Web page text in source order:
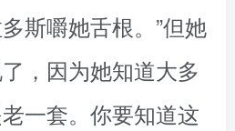
斯嚼她舌根。”但她
，因为她知道大多
一套。你要知道这